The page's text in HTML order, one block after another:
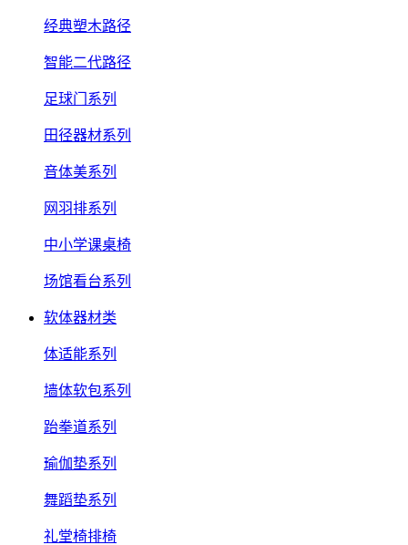
经典塑木路径
智能二代路径
足球门系列
田径器材系列
音体美系列
网羽排系列
中小学课桌椅
场馆看台系列
软体器材类
体适能系列
墙体软包系列
跆拳道系列
瑜伽垫系列
舞蹈垫系列
礼堂椅排椅